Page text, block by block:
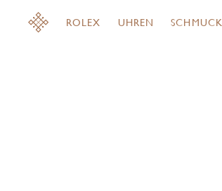
ROLEX UHREN SCHMUCK